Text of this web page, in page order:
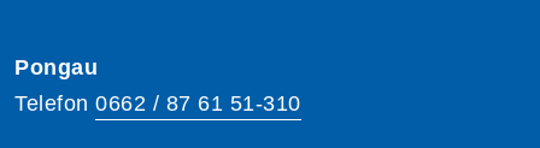
Pongau
Telefon 0662 / 87 61 51-310